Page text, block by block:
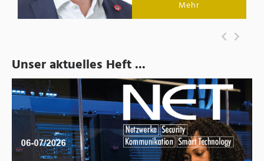
Mehr
Unser aktuelles Heft ...